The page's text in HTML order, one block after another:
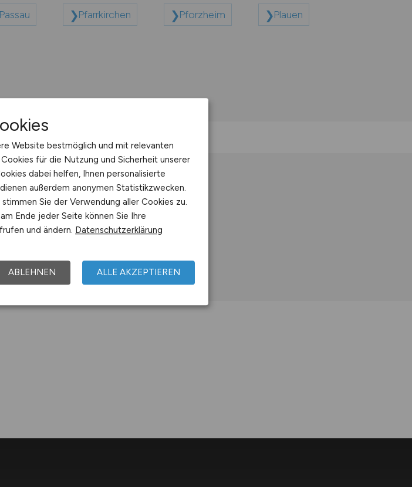
Passau Pfarrkirchen Pforzheim Plauen
Website bestmöglich und mit relevanten
für die Nutzung und Sicherheit unserer
dabei helfen, Ihnen personalisierte
außerdem anonymen Statistikzwecken.
Sie der Verwendung aller Cookies zu.
Ende jeder Seite können Sie Ihre
und ändern. Datenschutzerklärung
ABLEHNEN ALLE AKZEPTIEREN